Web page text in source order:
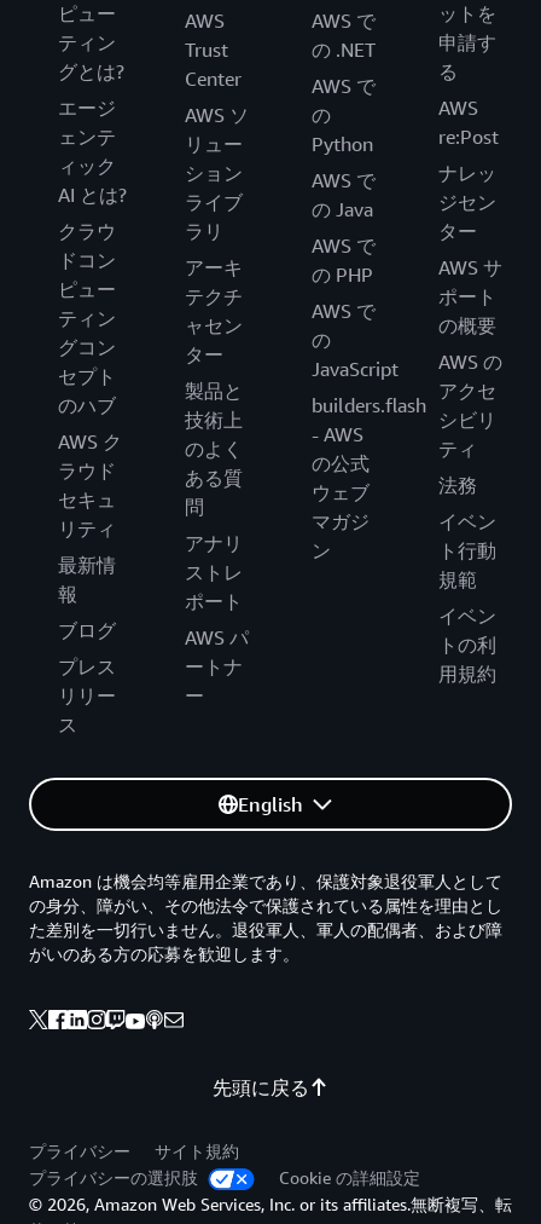
ピュー
ティン
グとは?
エージ
ェンテ
ィック
AI とは?
クラウ
ドコン
ピュー
ティン
グコン
セプト
のハブ
AWS ク
ラウド
セキュ
リティ
最新情
報
ブログ
プレス
リリー
ス
AWS
Trust
Center
AWS ソ
リュー
ション
ライブ
ラリ
アーキ
テクチ
ャセン
ター
製品と
技術上
のよく
ある質
問
アナリ
ストレ
ポート
AWS パ
ートナ
ー
AWS で
の .NET
AWS で
の
Python
AWS で
の Java
AWS で
の PHP
AWS で
の
JavaScript
builders.flash
- AWS
の公式
ウェブ
マガジ
ン
ットを
申請す
る
AWS
re:Post
ナレッ
ジセン
ター
AWS サ
ポート
の概要
AWS の
アクセ
シビリ
ティ
法務
イベン
ト行動
規範
イベン
トの利
用規約
English
先頭に戻る
Amazon は機会均等雇用企業であり、保護対象退役軍人として
の身分、障がい、その他法令で保護されている属性を理由とし
た差別を一切行いません。退役軍人、軍人の配偶者、および障
がいのある方の応募を歓迎します。
プライバシー
サイト規約
プライバシーの選択肢
Cookie の詳細設定
© 2026, Amazon Web Services, Inc. or its affiliates.無断複写、転